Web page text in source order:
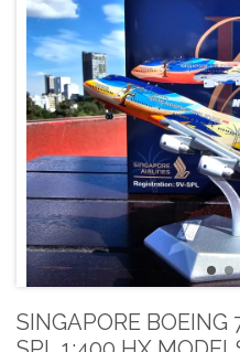
SINGAPORE